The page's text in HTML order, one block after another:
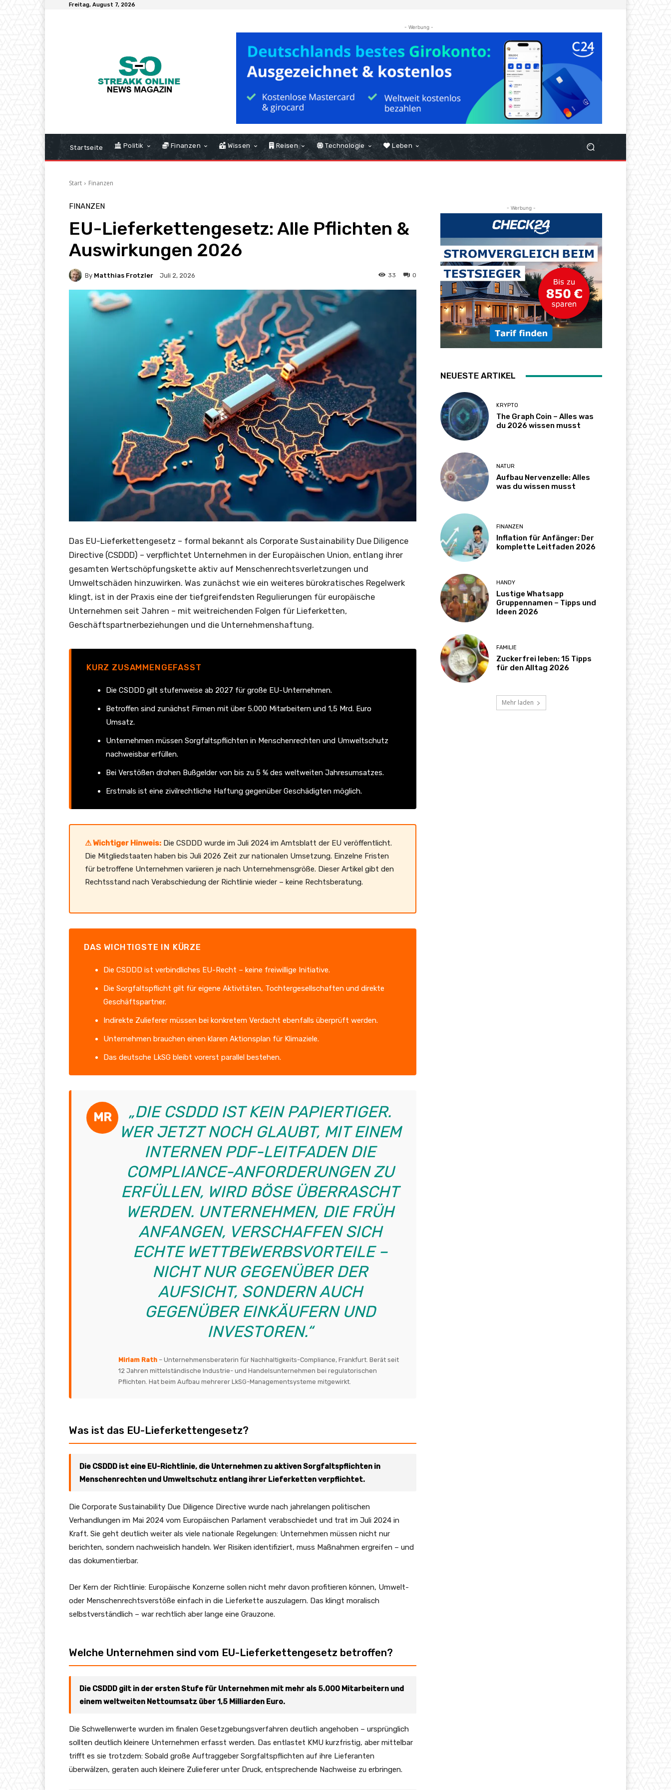
Freitag, August 7, 2026
- Werbung -
Startseite Politik Finanzen Wissen Reisen Technologie Leben
Start Finanzen
FINANZEN
EU-Lieferkettengesetz: Alle Pflichten &
Auswirkungen 2026
By Matthias Frotzler Juli 2, 2026 0
33
Das EU-Lieferkettengesetz – formal bekannt als Corporate Sustainability Due Diligence
Directive (CSDDD) – verpflichtet Unternehmen in der Europäischen Union, entlang ihrer
gesamten Wertschöpfungskette aktiv auf Menschenrechtsverletzungen und
Umweltschäden hinzuwirken. Was zunächst wie ein weiteres bürokratisches Regelwerk
klingt, ist in der Praxis eine der tiefgreifendsten Regulierungen für europäische
Unternehmen seit Jahren – mit weitreichenden Folgen für Lieferketten,
Geschäftspartnerbeziehungen und die Unternehmenshaftung.
KURZ ZUSAMMENGEFASST
Die CSDDD gilt stufenweise ab 2027 für große EU-Unternehmen.
Betroffen sind zunächst Firmen mit über 5.000 Mitarbeitern und 1,5 Mrd. Euro
Umsatz.
Unternehmen müssen Sorgfaltspflichten in Menschenrechten und Umweltschutz
nachweisbar erfüllen.
Bei Verstößen drohen Bußgelder von bis zu 5 % des weltweiten Jahresumsatzes.
Erstmals ist eine zivilrechtliche Haftung gegenüber Geschädigten möglich.
⚠ Wichtiger Hinweis: Die CSDDD wurde im Juli 2024 im Amtsblatt der EU veröffentlicht.
Die Mitgliedstaaten haben bis Juli 2026 Zeit zur nationalen Umsetzung. Einzelne Fristen
für betroffene Unternehmen variieren je nach Unternehmensgröße. Dieser Artikel gibt den
Rechtsstand nach Verabschiedung der Richtlinie wieder – keine Rechtsberatung.
DAS WICHTIGSTE IN KÜRZE
Die CSDDD ist verbindliches EU-Recht – keine freiwillige Initiative.
Die Sorgfaltspflicht gilt für eigene Aktivitäten, Tochtergesellschaften und direkte
Geschäftspartner.
Indirekte Zulieferer müssen bei konkretem Verdacht ebenfalls überprüft werden.
Unternehmen brauchen einen klaren Aktionsplan für Klimaziele.
Das deutsche LkSG bleibt vorerst parallel bestehen.
MR
„DIE CSDDD IST KEIN PAPIERTIGER.
WER JETZT NOCH GLAUBT, MIT EINEM
INTERNEN PDF-LEITFADEN DIE
COMPLIANCE-ANFORDERUNGEN ZU
ERFÜLLEN, WIRD BÖSE ÜBERRASCHT
WERDEN. UNTERNEHMEN, DIE FRÜH
ANFANGEN, VERSCHAFFEN SICH
ECHTE WETTBEWERBSVORTEILE –
NICHT NUR GEGENÜBER DER
AUFSICHT, SONDERN AUCH
GEGENÜBER EINKÄUFERN UND
INVESTOREN.“
Miriam Rath – Unternehmensberaterin für Nachhaltigkeits-Compliance, Frankfurt. Berät seit
12 Jahren mittelständische Industrie- und Handelsunternehmen bei regulatorischen
Pflichten. Hat beim Aufbau mehrerer LkSG-Managementsysteme mitgewirkt.
Was ist das EU-Lieferkettengesetz?
Die CSDDD ist eine EU-Richtlinie, die Unternehmen zu aktiven Sorgfaltspflichten in
Menschenrechten und Umweltschutz entlang ihrer Lieferketten verpflichtet.
Die Corporate Sustainability Due Diligence Directive wurde nach jahrelangen politischen
Verhandlungen im Mai 2024 vom Europäischen Parlament verabschiedet und trat im Juli 2024 in
Kraft. Sie geht deutlich weiter als viele nationale Regelungen: Unternehmen müssen nicht nur
berichten, sondern nachweislich handeln. Wer Risiken identifiziert, muss Maßnahmen ergreifen – und
das dokumentierbar.
Der Kern der Richtlinie: Europäische Konzerne sollen nicht mehr davon profitieren können, Umwelt-
oder Menschenrechtsverstöße einfach in die Lieferkette auszulagern. Das klingt moralisch
selbstverständlich – war rechtlich aber lange eine Grauzone.
Welche Unternehmen sind vom EU-Lieferkettengesetz betroffen?
Die CSDDD gilt in der ersten Stufe für Unternehmen mit mehr als 5.000 Mitarbeitern und
einem weltweiten Nettoumsatz über 1,5 Milliarden Euro.
Die Schwellenwerte wurden im finalen Gesetzgebungsverfahren deutlich angehoben – ursprünglich
sollten deutlich kleinere Unternehmen erfasst werden. Das entlastet KMU kurzfristig, aber mittelbar
trifft es sie trotzdem: Sobald große Auftraggeber Sorgfaltspflichten auf ihre Lieferanten
überwälzen, geraten auch kleinere Zulieferer unter Druck, entsprechende Nachweise zu erbringen.
- Werbung -
NEUESTE ARTIKEL
KRYPTO
The Graph Coin – Alles was
du 2026 wissen musst
NATUR
Aufbau Nervenzelle: Alles
was du wissen musst
FINANZEN
Inflation für Anfänger: Der
komplette Leitfaden 2026
HANDY
Lustige Whatsapp
Gruppennamen – Tipps und
Ideen 2026
FAMILIE
Zuckerfrei leben: 15 Tipps
für den Alltag 2026
Mehr laden